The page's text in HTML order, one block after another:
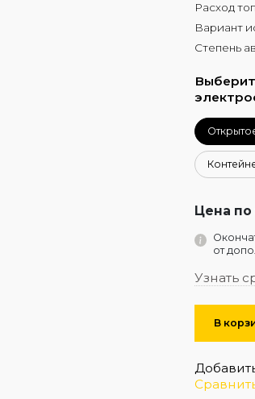
Расход
Вариант
Степень
Цена по
от
Узнать
В